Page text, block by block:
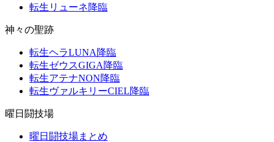
転生リューネ降臨
神々の聖跡
転生ヘラLUNA降臨
転生ゼウスGIGA降臨
転生アテナNON降臨
転生ヴァルキリーCIEL降臨
曜日闘技場
曜日闘技場まとめ